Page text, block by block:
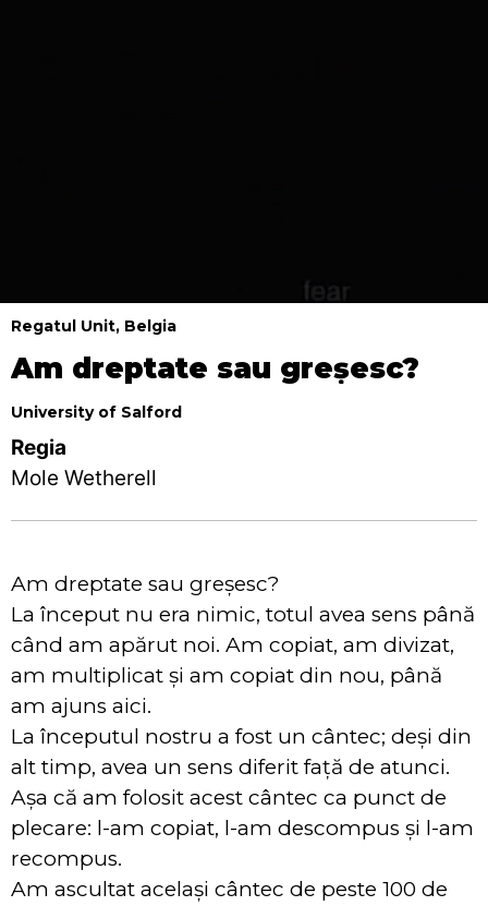
Regatul Unit, Belgia
Am dreptate sau greșesc?
University of Salford
Regia
Mole Wetherell
Am dreptate sau greșesc?
La început nu era nimic, totul avea sens până
când am apărut noi. Am copiat, am divizat,
am multiplicat și am copiat din nou, până
am ajuns aici.
La începutul nostru a fost un cântec; deși din
alt timp, avea un sens diferit față de atunci.
Așa că am folosit acest cântec ca punct de
plecare: l-am copiat, l-am descompus și l-am
recompus.
Am ascultat același cântec de peste 100 de